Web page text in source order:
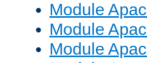
Module
Module
Module